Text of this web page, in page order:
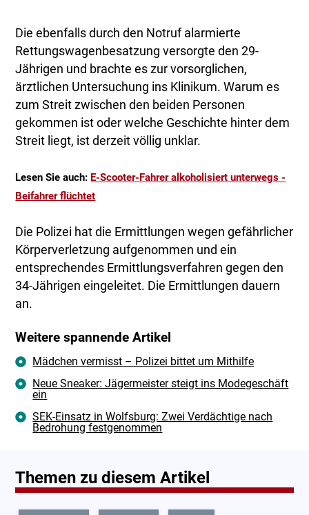
Die ebenfalls durch den Notruf alarmierte
Rettungswagenbesatzung versorgte den 29-
Jährigen und brachte es zur vorsorglichen,
ärztlichen Untersuchung ins Klinikum. Warum es
zum Streit zwischen den beiden Personen
gekommen ist oder welche Geschichte hinter dem
Streit liegt, ist derzeit völlig unklar.
Lesen Sie auch: E-Scooter-Fahrer alkoholisiert unterwegs -
Beifahrer flüchtet
Die Polizei hat die Ermittlungen wegen gefährlicher
Körperverletzung aufgenommen und ein
entsprechendes Ermittlungsverfahren gegen den
34-Jährigen eingeleitet. Die Ermittlungen dauern
an.
Weitere spannende Artikel
Mädchen vermisst – Polizei bittet um Mithilfe
Neue Sneaker: Jägermeister steigt ins Modegeschäft
ein
SEK-Einsatz in Wolfsburg: Zwei Verdächtige nach
Bedrohung festgenommen
Themen zu diesem Artikel